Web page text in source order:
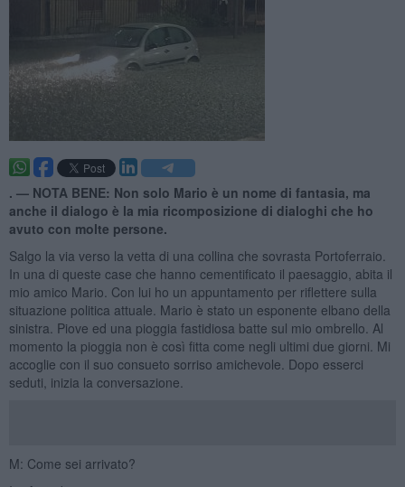
. — NOTA BENE: Non solo Mario è un nome di fantasia, ma
anche il dialogo è la mia ricomposizione di dialoghi che ho
avuto con molte persone.
Salgo la via verso la vetta di una collina che sovrasta Portoferraio.
In una di queste case che hanno cementificato il paesaggio, abita il
mio amico Mario. Con lui ho un appuntamento per riflettere sulla
situazione politica attuale. Mario è stato un esponente elbano della
sinistra. Piove ed una pioggia fastidiosa batte sul mio ombrello. Al
momento la pioggia non è così fitta come negli ultimi due giorni. Mi
accoglie con il suo consueto sorriso amichevole. Dopo esserci
seduti, inizia la conversazione.
M: Come sei arrivato?